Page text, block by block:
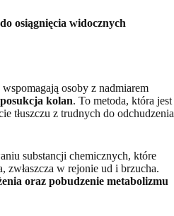
osiągnięcia widocznych
osoby z nadmiarem
kolan. To metoda, która jest
tłuszczu z trudnych do odchudzenia
substancji chemicznych, które
zwłaszcza w rejonie ud i brzucha.
oraz pobudzenie metabolizmu